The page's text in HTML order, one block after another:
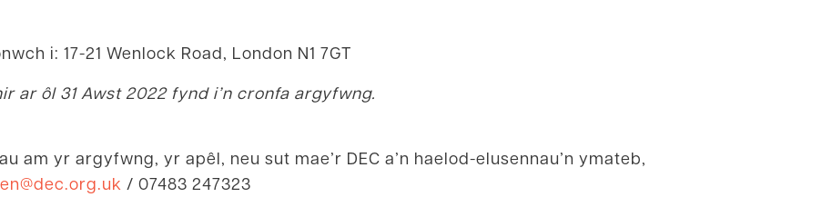
i: 17-21 Wenlock Road, London N1 7GT
ar ôl 31 Awst 2022 fynd i’n cronfa argyfwng.
am yr argyfwng, yr apêl, neu sut mae’r DEC a’n haelod-elusennau’n ymateb,
/ 07483 247323